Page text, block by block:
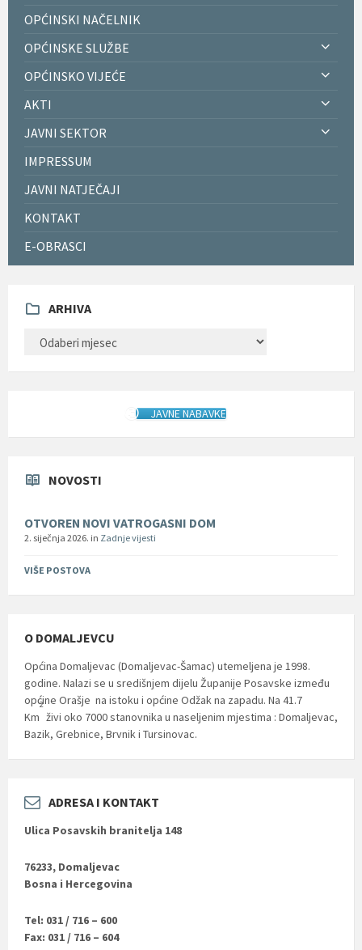
OPĆINSKI NAČELNIK
OPĆINSKE SLUŽBE
OPĆINSKO VIJEĆE
AKTI
JAVNI SEKTOR
IMPRESSUM
JAVNI NATJEČAJI
KONTAKT
E-OBRASCI
ARHIVA
JAVNE NABAVKE
NOVOSTI
OTVOREN NOVI VATROGASNI DOM
2. siječnja 2026. in Zadnje vijesti
VIŠE POSTOVA
O DOMALJEVCU
Općina Domaljevac (Domaljevac-Šamac) utemeljena je 1998.
godine. Nalazi se u središnjem dijelu Županije Posavske između
općine Orašje na istoku i općine Odžak na zapadu. Na 41.7
Km
2
živi oko 7000 stanovnika u naseljenim mjestima : Domaljevac,
Bazik, Grebnice, Brvnik i Tursinovac.
ADRESA I KONTAKT
Ulica Posavskih branitelja 148
76233, Domaljevac
Bosna i Hercegovina
Tel: 031 / 716 – 600
Fax: 031 / 716 – 604